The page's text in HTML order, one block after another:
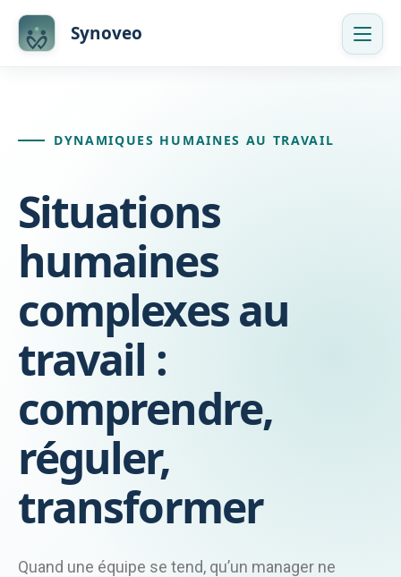
Skip
Synoveo
DYNAMIQUES HUMAINES AU TRAVAIL
Situations
humaines
complexes au
travail :
comprendre,
réguler,
transformer
Quand une équipe se tend, qu’un manager ne